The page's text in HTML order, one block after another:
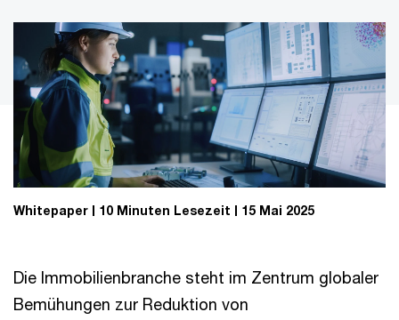
Whitepaper 10 Minuten Lesezeit 15 Mai 2025
Die Immobilienbranche steht im Zentrum globaler
Bemühungen zur Reduktion von